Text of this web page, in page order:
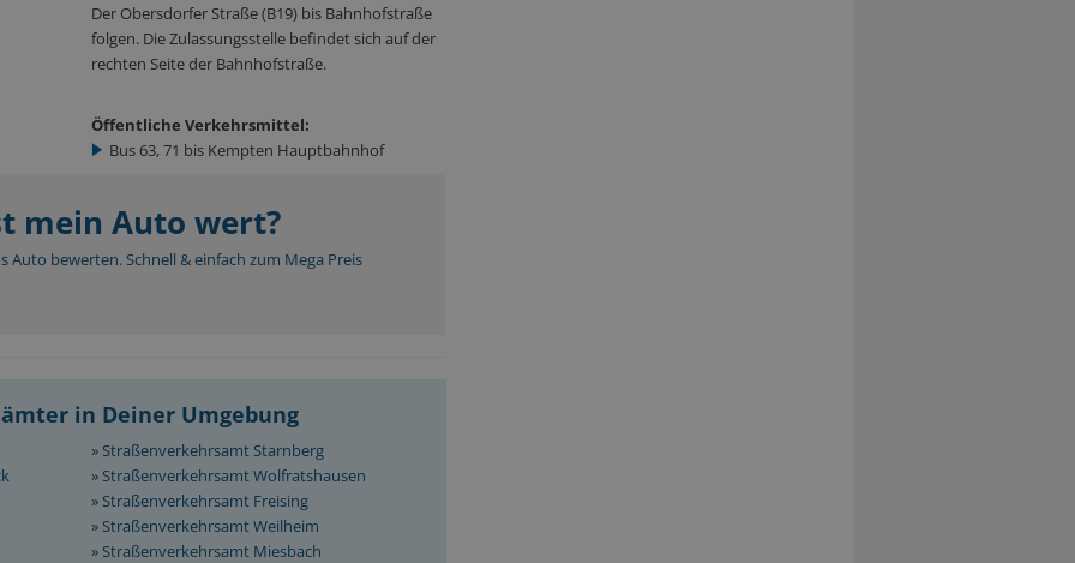
Der Obersdorfer Straße (B19) bis Bahnhofstraße
folgen. Die Zulassungsstelle befindet sich auf der
rechten Seite der Bahnhofstraße.
Öffentliche Verkehrsmittel:
Bus 63, 71 bis Kempten Hauptbahnhof
mein Auto wert?
Auto bewerten. Schnell & einfach zum Mega Preis
in Deiner Umgebung
» Straßenverkehrsamt Starnberg
» Straßenverkehrsamt Wolfratshausen
» Straßenverkehrsamt Freising
» Straßenverkehrsamt Weilheim
» Straßenverkehrsamt Miesbach